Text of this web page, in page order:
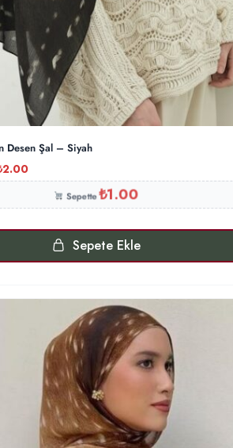
Desen Şal – Siyah
2.00
Sepette₺1.00
Sepete Ekle